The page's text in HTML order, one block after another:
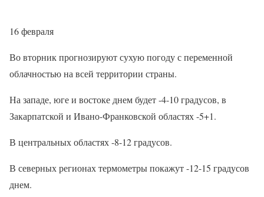
16 февраля
Во вторник прогнозируют сухую погоду с переменной
облачностью на всей территории страны.
На западе, юге и востоке днем будет -4-10 градусов, в
Закарпатской и Ивано-Франковской областях -5+1.
В центральных областях -8-12 градусов.
В северных регионах термометры покажут -12-15 градусов
днем.